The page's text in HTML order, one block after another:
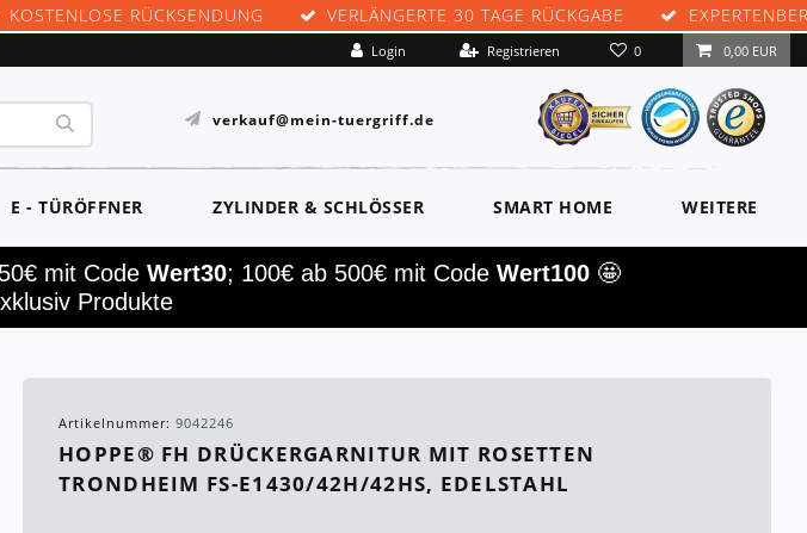
KOSTENLOSE RÜCKSENDUNG VERLÄNGERTE 30 TAGE RÜCKGABE
Login Registrieren 0 0,00 EUR
verkauf@mein-tuergriff.de
E - TÜRÖFFNER ZYLINDER & SCHLÖSSER SMART HOME WEITERE
mit Code Wert30; 100€ ab 500€ mit Code Wert100🤩
Produkte
Artikelnummer: 9042246
HOPPE® FH DRÜCKERGARNITUR MIT ROSETTEN
TRONDHEIM FS-E1430/42H/42HS, EDELSTAHL